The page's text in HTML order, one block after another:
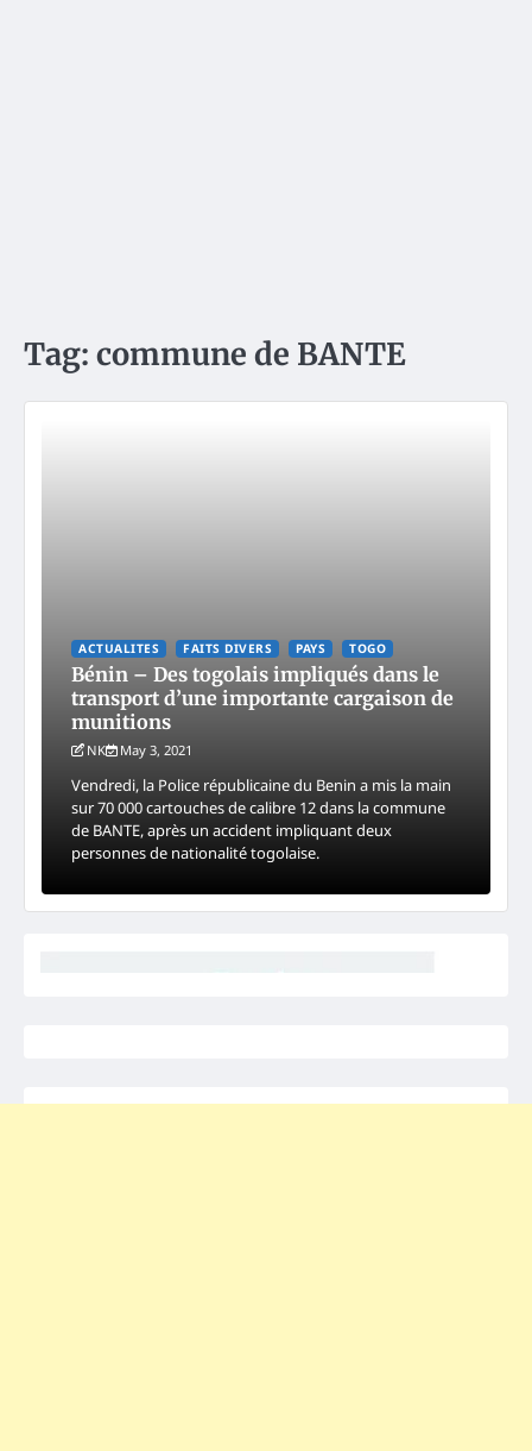
Tag: commune de BANTE
ACTUALITES FAITS DIVERS PAYS TOGO
Bénin – Des togolais impliqués dans le
transport d’une importante cargaison de
munitions
NK May 3, 2021
Vendredi, la Police républicaine du Benin a mis la main
sur 70 000 cartouches de calibre 12 dans la commune
de BANTE, après un accident impliquant deux
personnes de nationalité togolaise.